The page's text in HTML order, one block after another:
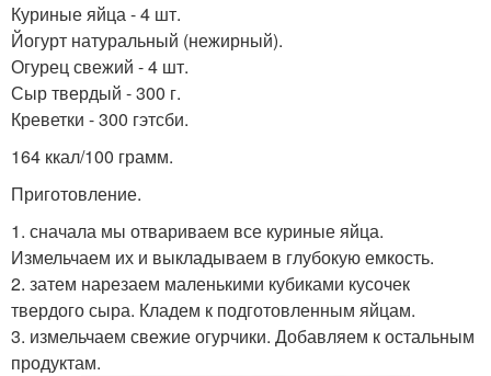
Куриные яйца - 4 шт.
Йогурт натуральный (нежирный).
Огурец свежий - 4 шт.
Сыр твердый - 300 г.
Креветки - 300 гэтсби.
164 ккал/100 грамм.
Приготовление.
1. сначала мы отвариваем все куриные яйца.
Измельчаем их и выкладываем в глубокую емкость.
2. затем нарезаем маленькими кубиками кусочек
твердого сыра. Кладем к подготовленным яйцам.
3. измельчаем свежие огурчики. Добавляем к остальным
продуктам.